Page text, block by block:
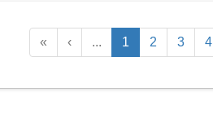
« ‹ ... 1 2 3 4